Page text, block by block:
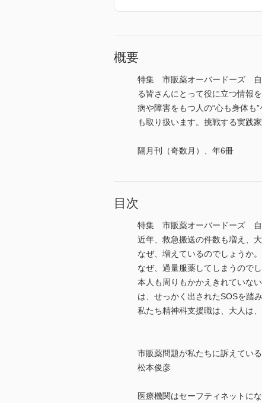
概要
特集 市販薬オーバードーズ 自
る皆さんにとって役に立つ情報を
病や障害をもつ人の“心も身体も
も取り扱います。挑戦する実践
隔月刊（奇数月）、年6冊
目次
特集 市販薬オーバードーズ 自
近年、救急搬送の件数も増え、
なぜ、増えているのでしょうか。
なぜ、過量服薬してしまうのでし
本人も周りもかかえきれていな
は、せっかく出されたSOSを踏
私たち精神科支援職は、大人は
市販薬問題が私たちに訴えてい
松本俊彦
医療機関はセーフティネットに